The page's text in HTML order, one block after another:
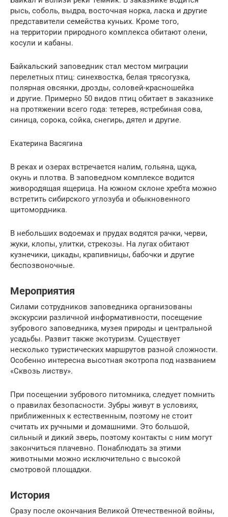
рысь, соболь, выдра, восточная норка, ласка и другие
представители семейства куньих. Кроме того,
на территории природного комплекса обитают олени,
косули и кабаны.
Байкальский заповедник стал местом миграции
перелетных птиц: синехвостка, белая трясогузка,
полярная овсянки, дрозды, соловей-красношейка
и другие. Примерно 50 видов птиц обитает в заказнике
на протяжении всего года: тетерев, ястребиная сова,
синица, сорока, сойка, снегирь, дятел и другие.
Екатерина Васягина
В реках и озерах встречается налим, гольяна, щука,
окунь и плотва. В заповедном комплексе водится
живородящая ящерица. На южном склоне хребта можно
встретить сибирского углозуба и обыкновенного
щитомордника.
В небольших водоемах и прудах водятся рачки, черви,
жуки, клопы, улитки, стрекозы. На лугах обитают
кузнечики, цикады, крапивницы, бабочки и другие
беспозвоночные.
Мероприятия
Силами сотрудников заповедника организованы
экскурсии различной информативности, посещение
зубрового заповедника, музея природы и центральной
усадьбы. Развит также экотуризм. Существует
несколько туристических маршрутов разной сложности.
Особенно интересна высотная экотропа под названием
«Сквозь листву».
При посещении зубрового питомника, следует помнить
о правилах безопасности. Зубры живут в условиях,
приближенных к естественным, поэтому не стоит
считать их ручными и домашними. Это большой,
сильный и дикий зверь, поэтому контакты с ним могут
закончиться плачевно. Понаблюдать за этими
животными можно исключительно с высокой
смотровой площадки.
История
Сразу после окончания Великой Отечественной войны,